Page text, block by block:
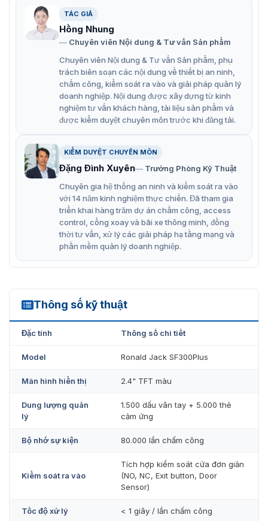
sắc nhu cầu của các công ty quy mô nhỏ với khả
năng quản lý 1.500 dấu vân tay và 5.000 thẻ cảm
ứng. Mỗi nhân sự có thể khai báo dự phòng tối đa 10
ngón tay, 1 thẻ từ và mật khẩu. Bộ nhớ trong lưu trữ
an toàn 80.000 sự kiện chấm công.
Thuật toán xử lý siêu tốc: Vận hành trơn tru và chính
xác, hệ thống cho tốc độ nhận diện chớp nhoáng < 1
giây / 1 lần chấm công. Màn hình màu TFT 2.4 inch
hiển thị giao diện trực quan, thân thiện, giúp người
dùng dễ dàng theo dõi thông tin xác nhận giờ
ra/vào.
Giao tiếp mạng linh hoạt: Hỗ trợ kết nối qua cổng
mạng LAN (TCP/IP) tốc độ cao để đồng bộ dữ liệu về
phần mềm trên máy tính. Bên cạnh đó, thiết bị còn
trang bị cổng USB 2.0 (Host), cho phép quản lý dùng
USB flash để trút dữ liệu chấm công thủ công khi
Ứng dụng thực tế của Ronald Jack
SF300Plus
Văn phòng công ty, Startup
Cửa hàng bán lẻ, Spa, Phòng khám
Phòng ban nội bộ, Phòng IT
TÁC GIẢ
Hồng Nhung
Chuyên viên Nội dung & Tư vấn Sản phẩm
Chuyên viên Nội dung & Tư vấn Sản phẩm, phụ
trách biên soạn các nội dung về thiết bị an ninh,
chấm công, kiểm soát ra vào và giải pháp quản lý
doanh nghiệp. Nội dung được xây dựng từ kinh
nghiệm tư vấn khách hàng, tài liệu sản phẩm và
được kiểm duyệt chuyên môn trước khi đăng tải.
KIỂM DUYỆT CHUYÊN MÔN
Đặng Đình Xuyên
Trưởng Phòng Kỹ Thuật
Chuyên gia hệ thống an ninh và kiểm soát ra vào
với 14 năm kinh nghiệm thực chiến. Đã tham gia
triển khai hàng trăm dự án chấm công, access
control, cổng xoay và bãi xe thông minh, đồng
thời tư vấn, xử lý các giải pháp hạ tầng mạng và
phần mềm quản lý doanh nghiệp.
Thông số kỹ thuật
SF300Plus
Đặc tính Thông số chi tiết
Model Ronald Jack SF300Plus
Màn hình hiển thị 2.4" TFT màu
Dung lượng quản
lý
1.500 dấu vân tay + 5.000 thẻ
cảm ứng
Bộ nhớ sự kiện 80.000 lần chấm công
Kiểm soát ra vào
Tích hợp kiểm soát cửa đơn giản
(NO, NC, Exit button, Door
Sensor)
Tốc độ xử lý < 1 giây / lần chấm công